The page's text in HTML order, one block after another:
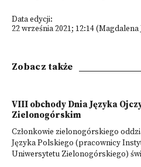
Data edycji:
22 września 2021; 12:14
Zobacz także
VIII obchody Dnia Języka
Zielonogórskim
Członkowie zielonogórskiego
Języka Polskiego (pracownicy
Uniwersytetu Zielonogórskiego)